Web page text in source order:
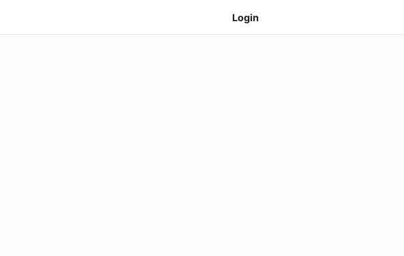
Login